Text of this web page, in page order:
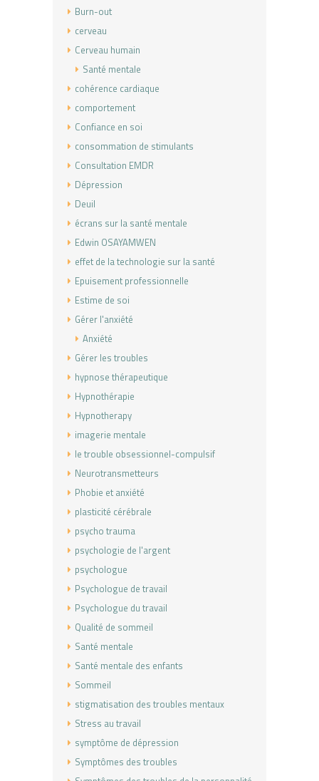
Burn-out
cerveau
Cerveau humain
Santé mentale
cohérence cardiaque
comportement
Confiance en soi
consommation de stimulants
Consultation EMDR
Dépression
Deuil
écrans sur la santé mentale
Edwin OSAYAMWEN
effet de la technologie sur la santé
Epuisement professionnelle
Estime de soi
Gérer l'anxiété
Anxiété
Gérer les troubles
hypnose thérapeutique
Hypnothérapie
Hypnotherapy
imagerie mentale
le trouble obsessionnel-compulsif
Neurotransmetteurs
Phobie et anxiété
plasticité cérébrale
psycho trauma
psychologie de l'argent
psychologue
Psychologue de travail
Psychologue du travail
Qualité de sommeil
Santé mentale
Santé mentale des enfants
Sommeil
stigmatisation des troubles mentaux
Stress au travail
symptôme de dépression
Symptômes des troubles